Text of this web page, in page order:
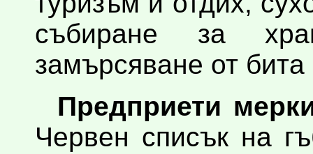
събиране за
замърсяване от бита
Предприети
Червен списък на